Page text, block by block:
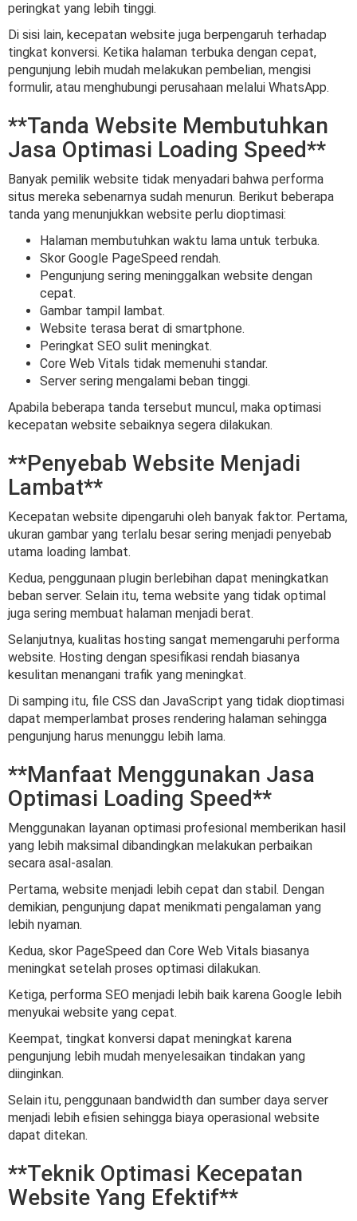
peringkat yang lebih tinggi.
Di sisi lain, kecepatan website juga berpengaruh terhadap
tingkat konversi. Ketika halaman terbuka dengan cepat,
pengunjung lebih mudah melakukan pembelian, mengisi
formulir, atau menghubungi perusahaan melalui WhatsApp.
**Tanda Website Membutuhkan
Jasa Optimasi Loading Speed**
Banyak pemilik website tidak menyadari bahwa performa
situs mereka sebenarnya sudah menurun. Berikut beberapa
tanda yang menunjukkan website perlu dioptimasi:
Halaman membutuhkan waktu lama untuk terbuka.
Skor Google PageSpeed rendah.
Pengunjung sering meninggalkan website dengan
cepat.
Gambar tampil lambat.
Website terasa berat di smartphone.
Peringkat SEO sulit meningkat.
Core Web Vitals tidak memenuhi standar.
Server sering mengalami beban tinggi.
Apabila beberapa tanda tersebut muncul, maka optimasi
kecepatan website sebaiknya segera dilakukan.
**Penyebab Website Menjadi
Lambat**
Kecepatan website dipengaruhi oleh banyak faktor. Pertama,
ukuran gambar yang terlalu besar sering menjadi penyebab
utama loading lambat.
Kedua, penggunaan plugin berlebihan dapat meningkatkan
beban server. Selain itu, tema website yang tidak optimal
juga sering membuat halaman menjadi berat.
Selanjutnya, kualitas hosting sangat memengaruhi performa
website. Hosting dengan spesifikasi rendah biasanya
kesulitan menangani trafik yang meningkat.
Di samping itu, file CSS dan JavaScript yang tidak dioptimasi
dapat memperlambat proses rendering halaman sehingga
pengunjung harus menunggu lebih lama.
**Manfaat Menggunakan Jasa
Optimasi Loading Speed**
Menggunakan layanan optimasi profesional memberikan hasil
yang lebih maksimal dibandingkan melakukan perbaikan
secara asal-asalan.
Pertama, website menjadi lebih cepat dan stabil. Dengan
demikian, pengunjung dapat menikmati pengalaman yang
lebih nyaman.
Kedua, skor PageSpeed dan Core Web Vitals biasanya
meningkat setelah proses optimasi dilakukan.
Ketiga, performa SEO menjadi lebih baik karena Google lebih
menyukai website yang cepat.
Keempat, tingkat konversi dapat meningkat karena
pengunjung lebih mudah menyelesaikan tindakan yang
diinginkan.
Selain itu, penggunaan bandwidth dan sumber daya server
menjadi lebih efisien sehingga biaya operasional website
dapat ditekan.
**Teknik Optimasi Kecepatan
Website Yang Efektif**